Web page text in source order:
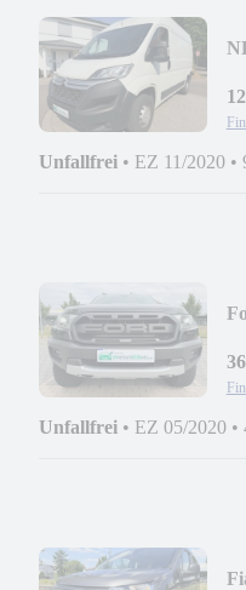
Unfallfrei • EZ 11/2020 •
Unfallfrei • EZ 05/2020 •